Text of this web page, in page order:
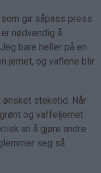
gir såpass press
nødvendig å
bare heller på en
jernet, og vaflene blir
steketid. Når
og vaffeljernet
an å gjøre andre
seg så